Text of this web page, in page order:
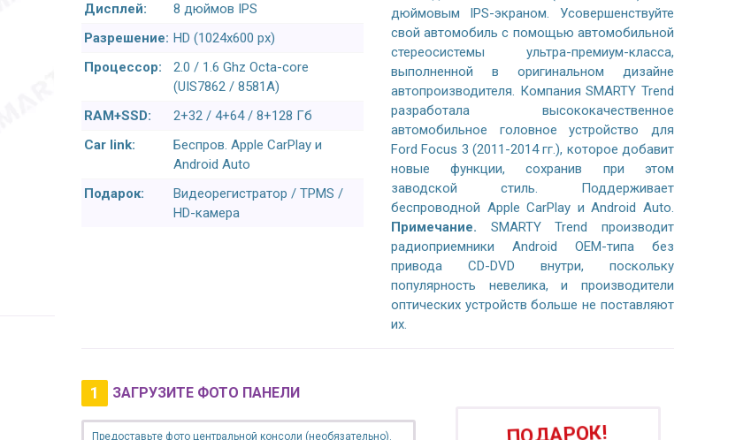
Дисплей:
8 дюймов IPS
Разрешение: HD (1024х600 px)
Процессор:
2.0 / 1.6 Ghz Octa-core
(UIS7862 / 8581A)
RAM+SSD:
2+32 / 4+64 / 8+128 Гб
Car link:
Беспров. Apple CarPlay и
Android Auto
Подарок:
Видеорегистратор / TPMS /
HD-камера
дюймовым IPS-экраном. Усовершенствуйте
свой автомобиль с помощью автомобильной
стереосистемы ультра-премиум-класса,
выполненной в оригинальном дизайне
автопроизводителя. Компания SMARTY Trend
разработала высококачественное
автомобильное головное устройство для
Ford Focus 3 (2011-2014 гг.), которое добавит
новые функции, сохранив при этом
заводской стиль. Поддерживает
беспроводной Apple CarPlay и Android Auto.
Примечание. SMARTY Trend производит
радиоприемники Android OEM-типа без
привода CD-DVD внутри, поскольку
популярность невелика, и производители
оптических устройств больше не поставляют
их.
1 ЗАГРУЗИТЕ ФОТО ПАНЕЛИ
Предоставьте фото центральной консоли (необязательно).